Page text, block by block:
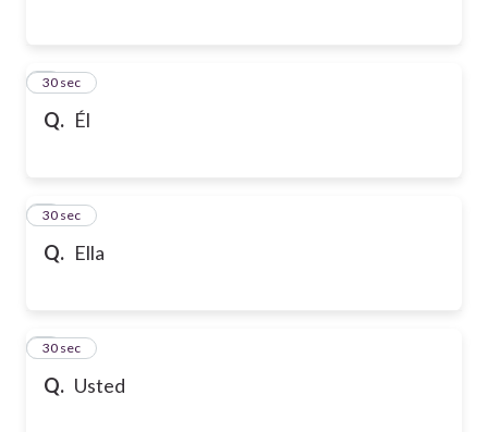
Q. Él
3
30 sec
Q. Ella
4
30 sec
Q. Usted
5
30 sec